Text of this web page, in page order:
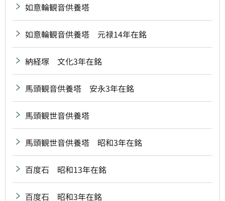
如意輪観音供養塔
如意輪観音供養塔 元禄14年在銘
納経塚 文化3年在銘
馬頭観音供養塔 安永3年在銘
馬頭観世音供養塔
馬頭観世音供養塔 昭和3年在銘
百度石 昭和13年在銘
百度石 昭和3年在銘